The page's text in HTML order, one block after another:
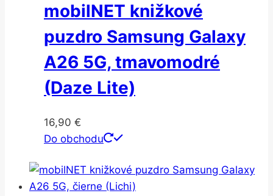
mobilNET knižkové
puzdro Samsung Galaxy
A26 5G, tmavomodré
(Daze Lite)
16,90 €
Do obchodu